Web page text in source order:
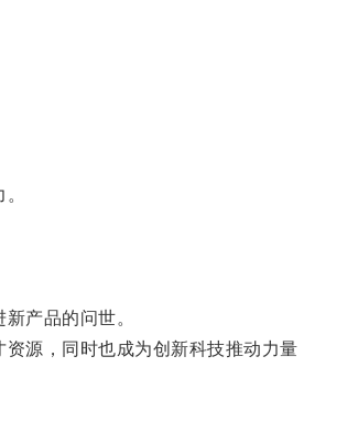
产品的问世。
源，同时也成为创新科技推动力量